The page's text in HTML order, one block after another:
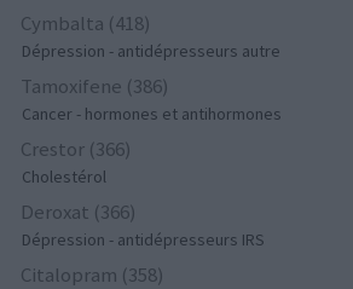
Cymbalta (418)
Dépression - antidépresseurs autre
Tamoxifene (386)
Cancer - hormones et antihormones
Crestor (366)
Cholestérol
Deroxat (366)
Dépression - antidépresseurs IRS
Citalopram (358)